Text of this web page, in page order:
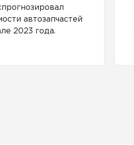
автозапчастей
2023 года.